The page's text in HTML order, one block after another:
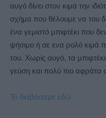
αυγό δίνει στον κιμά την
σχήμα που θέλουμε να του
ένα γεμιστό μπιφτέκι που
ψήσιμο ή σε ενα ρολό κιμά
του. Χωρίς αυγό, τα
γεύση και πολύ πιο αφράτα
Το διαβάσαμε εδώ